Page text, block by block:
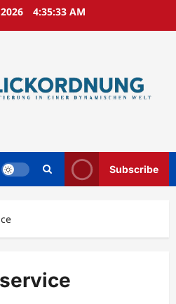
4:35:33 AM
Subscribe